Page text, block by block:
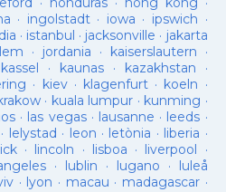
· ingolstadt· iowa · ipswich ·
· istanbul · jacksonville · jakarta
· jordania · kaiserslautern ·
kassel · kaunas· kazakhstan ·
· kiev· klagenfurt · koeln ·
· kuala lumpur · kunming ·
· las vegas· lausanne · leeds ·
· lelystad · leon · letònia · liberia ·
· lincoln · lisboa · liverpool ·
· lublin · lugano · luleå
· lyon · macau · madagascar·